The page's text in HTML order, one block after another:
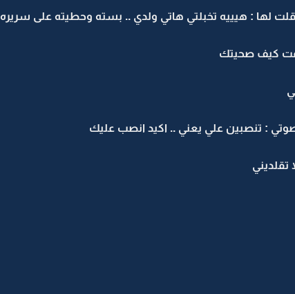
لها : هيييه تخبلتي هاتي ولدي .. بسته وحطيته على سريره
كيف صحيتك
: تنصبين علي يعني .. اكيد انصب عليك